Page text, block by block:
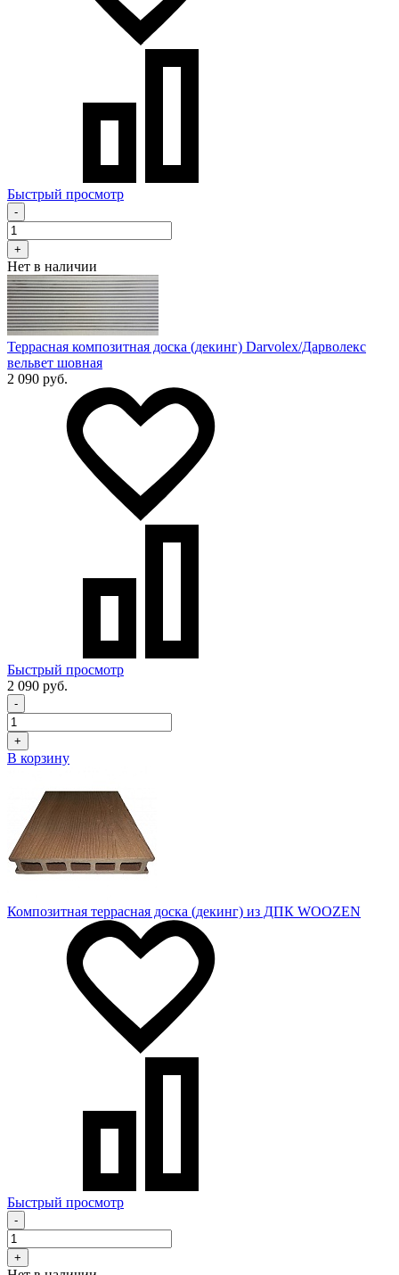
Быстрый просмотр
-
+
Нет в наличии
Террасная композитная доска (декинг) Darvolex/Дарволекс
вельвет шовная
2 090 руб.
Быстрый просмотр
2 090 руб.
-
+
В корзину
Композитная террасная доска (декинг) из ДПК WOOZEN
Быстрый просмотр
-
+